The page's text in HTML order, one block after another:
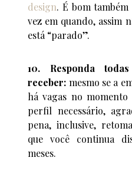
design. É bom
vez em quando, assim
está “parado”.
10. Responda
receber: mesmo se a
há vagas no
perfil necessário,
pena, inclusive,
que você continua
meses.